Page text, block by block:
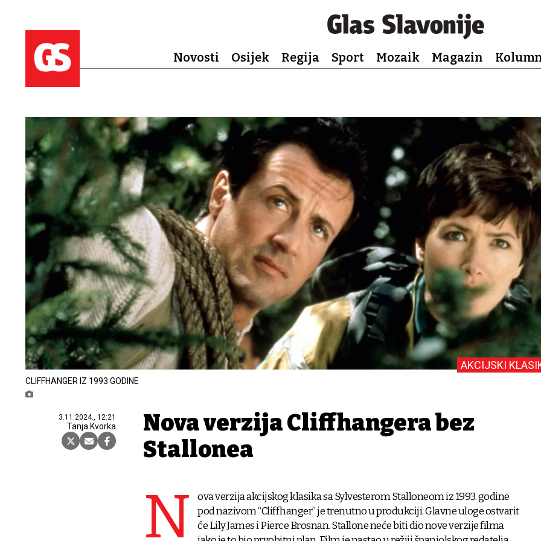
Novosti Osijek Regija Sport Mozaik Magazin
CLIFFHANGER IZ 1993 GODINE
3.11.2024., 12:21
Tanja Kvorka
AKCIJSKI
Nova verzija Cliffhangera bez
Stallonea
N
ova verzija akcijskog klasika sa Sylvesterom Stalloneom iz 1993. godine
pod nazivom “Cliffhanger” je trenutno u produkciji. Glavne uloge ostvarit
će Lily James i Pierce Brosnan. Stallone neće biti dio nove verzije filma